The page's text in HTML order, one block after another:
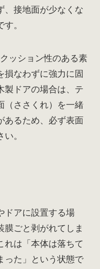
、接地面が少なくな
。
ッション性のある素
損なわずに強力に固
製ドアの場合は、テ
（ささくれ）を一緒
あるため、必ず表面
。
ドアに設置する場
膜ごと剥がれてしま
れは「本体は落ちて
った」という状態で